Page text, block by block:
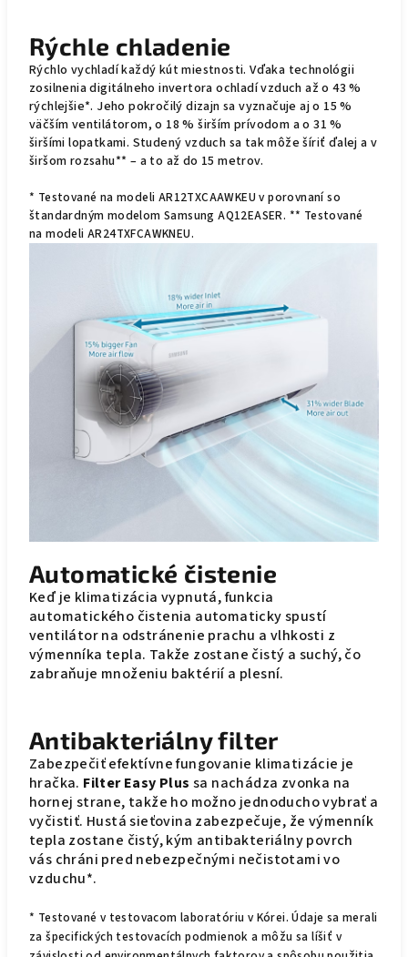
Rýchle chladenie
Rýchlo vychladí každý kút miestnosti. Vďaka technológii
zosilnenia digitálneho invertora ochladí vzduch až o 43 %
rýchlejšie*. Jeho pokročilý dizajn sa vyznačuje aj o 15 %
väčším ventilátorom, o 18 % širším prívodom a o 31 %
širšími lopatkami. Studený vzduch sa tak môže šíriť ďalej a v
širšom rozsahu** – a to až do 15 metrov.
* Testované na modeli AR12TXCAAWKEU v porovnaní so
štandardným modelom Samsung AQ12EASER. ** Testované
na modeli AR24TXFCAWKNEU.
Automatické čistenie
Keď je klimatizácia vypnutá, funkcia
automatického čistenia automaticky spustí
ventilátor na odstránenie prachu a vlhkosti z
výmenníka tepla. Takže zostane čistý a suchý, čo
zabraňuje množeniu baktérií a plesní.
Antibakteriálny filter
Zabezpečiť efektívne fungovanie klimatizácie je
hračka. Filter Easy Plus sa nachádza zvonka na
hornej strane, takže ho možno jednoducho vybrať a
vyčistiť. Hustá sieťovina zabezpečuje, že výmenník
tepla zostane čistý, kým antibakteriálny povrch
vás chráni pred nebezpečnými nečistotami vo
vzduchu*.
* Testované v testovacom laboratóriu v Kórei. Údaje sa merali
za špecifických testovacích podmienok a môžu sa líšiť v